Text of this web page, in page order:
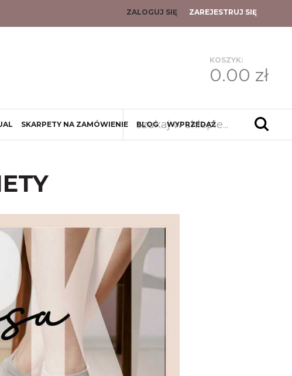
ZALOGUJ SIĘ ZAREJESTRUJ SIĘ
KOSZYK:
0.00 zł
SKARPETY NA ZAMÓWIENIE BLOG WYPRZEDAŻ